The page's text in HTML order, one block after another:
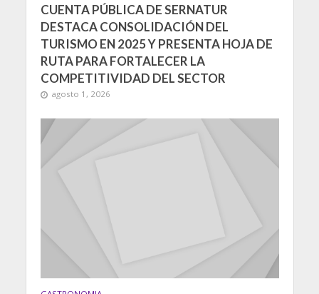
CUENTA PÚBLICA DE SERNATUR
DESTACA CONSOLIDACIÓN DEL
TURISMO EN 2025 Y PRESENTA HOJA DE
RUTA PARA FORTALECER LA
COMPETITIVIDAD DEL SECTOR
agosto 1, 2026